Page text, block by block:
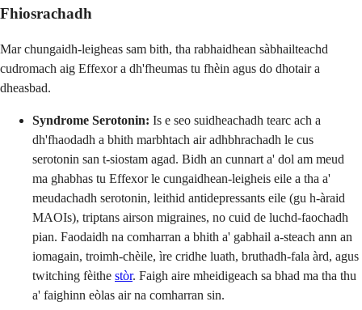
Fhiosrachadh
Mar chungaidh-leigheas sam bith, tha rabhaidhean sàbhailteachd
cudromach aig Effexor a dh'fheumas tu fhèin agus do dhotair a
dheasbad.
Syndrome Serotonin: Is e seo suidheachadh tearc ach a
dh'fhaodadh a bhith marbhtach air adhbhrachadh le cus
serotonin san t-siostam agad. Bidh an cunnart a' dol am meud
ma ghabhas tu Effexor le cungaidhean-leigheis eile a tha a'
meudachadh serotonin, leithid antidepressants eile (gu h-àraid
MAOIs), triptans airson migraines, no cuid de luchd-faochadh
pian. Faodaidh na comharran a bhith a' gabhail a-steach ann an
iomagain, troimh-chèile, ìre cridhe luath, bruthadh-fala àrd, agus
twitching fèithe stòr. Faigh aire mheidigeach sa bhad ma tha thu
a' faighinn eòlas air na comharran sin.